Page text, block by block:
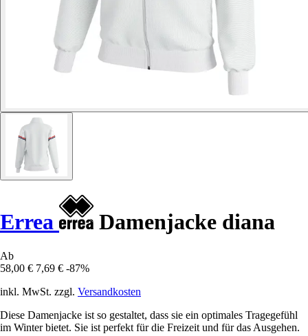
Errea Damenjacke diana
Ab
58,00 € 7,69 € -87%
inkl. MwSt. zzgl. Versandkosten
Diese Damenjacke ist so gestaltet, dass sie ein optimales Tragegefühl
im Winter bietet. Sie ist perfekt für die Freizeit und für das Ausgehen.